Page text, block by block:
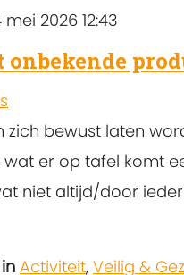
2026 12:43
onbekende
zich bewust laten
wat er op tafel komt
niet altijd/door
Activiteit, Veilig &